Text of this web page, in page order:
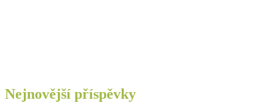
Nejnovější příspěvky